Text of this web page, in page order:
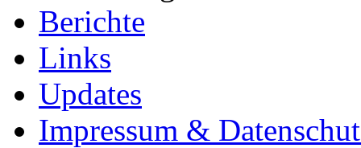
Berichte
Links
Updates
Impressum &